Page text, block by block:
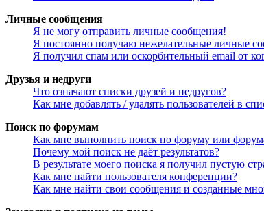
Личные сообщения
Я не могу отправить личные сообщения!
Я постоянно получаю нежелательные личные
Я получил спам или оскорбительный email от
Друзья и недруги
Что означают списки друзей и недругов?
Как мне добавлять / удалять пользователей в
Поиск по форумам
Как мне выполнить поиск по форуму или
Почему мой поиск не даёт результатов?
В результате моего поиска я получил пустую
Как мне найти пользователя конференции?
Как мне найти свои сообщения и созданные